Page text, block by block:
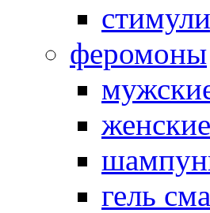
феромоны
женские
гель